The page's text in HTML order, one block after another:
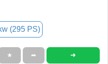
(295 PS)
★ ➦ ➜